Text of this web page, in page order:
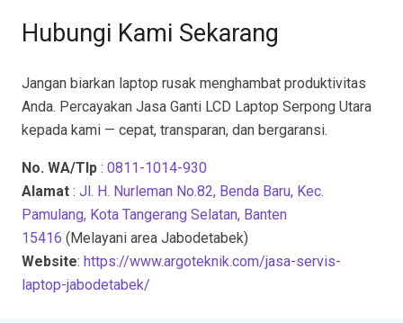
Hubungi Kami Sekarang
Jangan biarkan laptop rusak menghambat produktivitas
Anda. Percayakan Jasa Ganti LCD Laptop Serpong Utara
kepada kami — cepat, transparan, dan bergaransi.
No. WA/Tlp : 0811-1014-930
Alamat : Jl. H. Nurleman No.82, Benda Baru, Kec.
Pamulang, Kota Tangerang Selatan, Banten
15416 (Melayani area Jabodetabek)
Website: https://www.argoteknik.com/jasa-servis-
laptop-jabodetabek/